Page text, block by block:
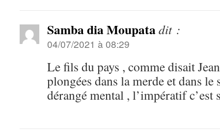
Samba dia Moupatadit :
04/07/2021 à 08:29
Le fils du pays , comme disait
plongées dans la merde et dans le
dérangé mental , l’impératif c’est